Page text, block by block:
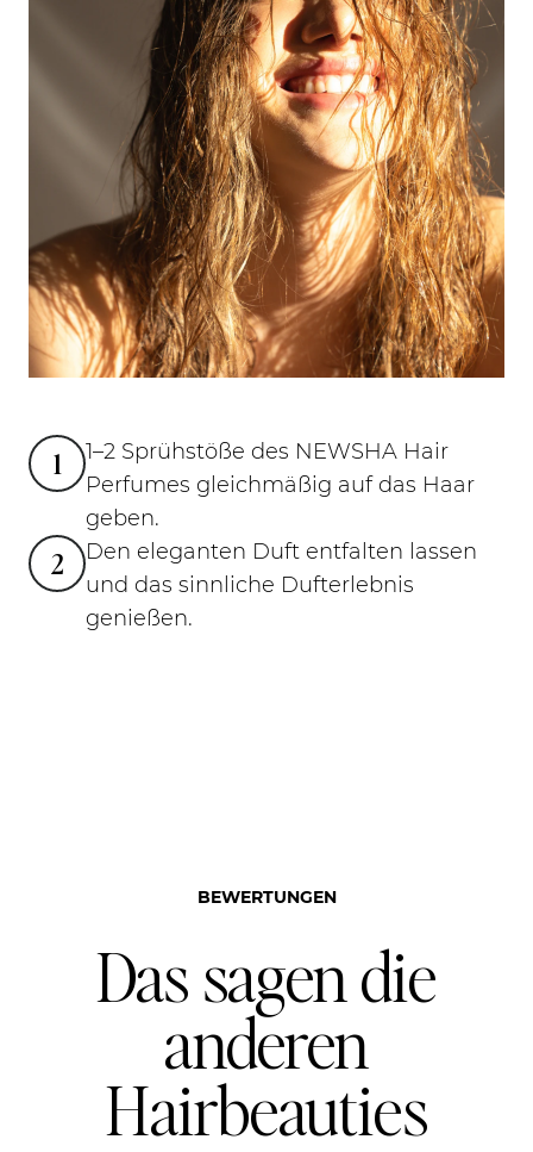
1
1–2 Sprühstöße des NEWSHA Hair
Perfumes gleichmäßig auf das Haar
geben.
2
Den eleganten Duft entfalten lassen
und das sinnliche Dufterlebnis
genießen.
BEWERTUNGEN
Das sagen die
anderen
Hairbeauties